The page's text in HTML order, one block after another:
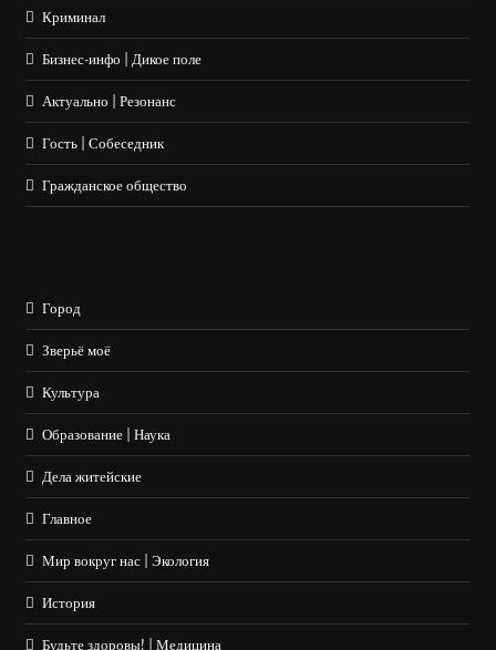
Криминал
Бизнес-инфо | Дикое поле
Актуально | Резонанс
Гость | Собеседник
Гражданское общество
Город
Зверьё моё
Культура
Образование | Наука
Дела житейские
Главное
Мир вокруг нас | Экология
История
Будьте здоровы! | Медицина